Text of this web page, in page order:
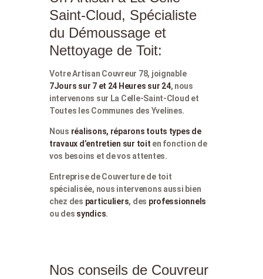
Saint-Cloud, Spécialiste
du Démoussage et
Nettoyage de Toit:
Votre Artisan Couvreur 78, joignable
7Jours sur 7 et 24 Heures sur 24, nous
intervenons sur La Celle-Saint-Cloud et
Toutes les Communes des Yvelines.
Nous réalisons, réparons touts types de
travaux d’entretien sur toit en fonction de
vos besoins et de vos attentes.
Entreprise de Couverture de toit
spécialisée, nous intervenons aussi bien
chez des particuliers, des professionnels
ou des syndics.
Nos conseils de Couvreur